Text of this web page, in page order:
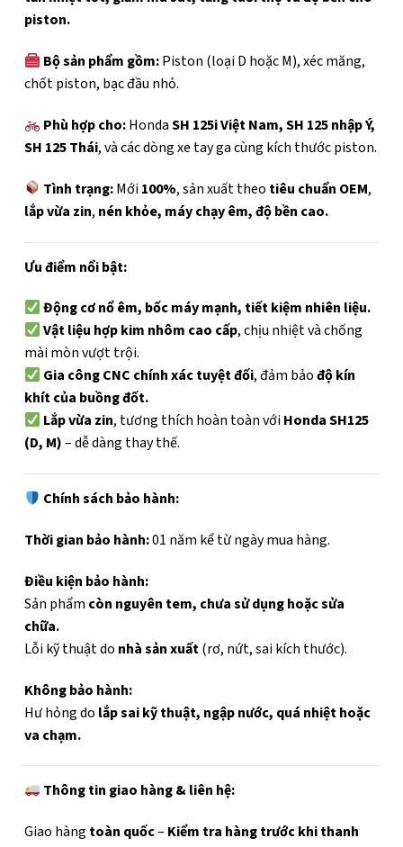
piston.
Bộ sản phẩm gồm:Piston (loại D hoặc M), xéc măng,
chốt piston, bạc đầu nhỏ.
Phù hợp cho:HondaSH 125i Việt Nam, SH 125 nhập Ý,
SH 125 Thái, và các dòng xe tay ga cùng kích thước piston.
Tình trạng:Mới100%, sản xuất theo tiêu chuẩn OEM,
lắp vừa zin, nén khỏe, máy chạy êm, độ bền cao.
Ưu điểm nổi bật:
Động cơ nổ êm, bốc máy mạnh, tiết kiệm nhiên liệu.
Vật liệu hợp kim nhôm cao cấp, chịu nhiệt và chống
mài mòn vượt trội.
Gia công CNC chính xác tuyệt đối, đảm bảođộ kín
khít của buồng đốt.
Lắp vừa zin, tương thích hoàn toàn vớiHonda SH125
(D, M)– dễ dàng thay thế.
Chính sách bảo hành:
Thời gian bảo hành:01 năm kể từ ngày mua hàng.
Điều kiện bảo hành:
Sản phẩm còn nguyên tem, chưa sử dụng hoặc sửa
chữa.
Lỗi kỹ thuật do nhà sản xuất(rơ, nứt, sai kích thước).
Không bảo hành:
Hư hỏng do lắp sai kỹ thuật, ngập nước, quá nhiệt hoặc
va chạm.
Thông tin giao hàng & liên hệ:
Giao hàng toàn quốc– Kiểm tra hàng trước khi thanh